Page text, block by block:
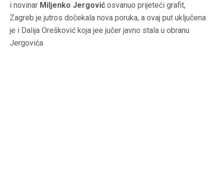
i novinar Miljenko Jergović osvanuo prijeteći grafit,
Zagreb je jutros dočekala nova poruka, a ovaj put uključena
je i Dalija Orešković koja jee jučer javno stala u obranu
Jergovića